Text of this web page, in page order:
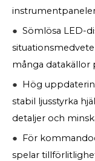
● Sömlösa LED-
många datakällor
● Hög
stabil ljusstyrka
detaljer och
● För
spelar